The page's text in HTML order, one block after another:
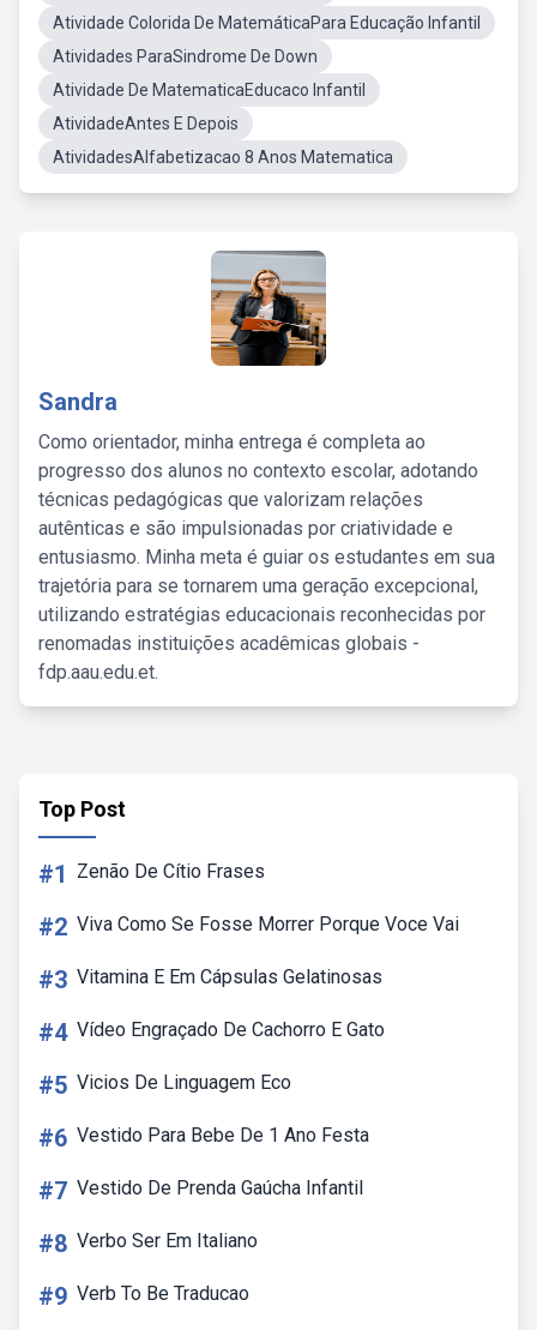
Atividade Colorida De MatemáticaPara Educação Infantil
Atividades ParaSindrome De Down
Atividade De MatematicaEducaco Infantil
AtividadeAntes E Depois
AtividadesAlfabetizacao 8 Anos Matematica
Sandra
Como orientador, minha entrega é completa ao
progresso dos alunos no contexto escolar, adotando
técnicas pedagógicas que valorizam relações
autênticas e são impulsionadas por criatividade e
entusiasmo. Minha meta é guiar os estudantes em sua
trajetória para se tornarem uma geração excepcional,
utilizando estratégias educacionais reconhecidas por
renomadas instituições acadêmicas globais -
fdp.aau.edu.et.
Top Post
#1 Zenão De Cítio Frases
#2 Viva Como Se Fosse Morrer Porque Voce Vai
#3 Vitamina E Em Cápsulas Gelatinosas
#4 Vídeo Engraçado De Cachorro E Gato
#5 Vicios De Linguagem Eco
#6 Vestido Para Bebe De 1 Ano Festa
#7 Vestido De Prenda Gaúcha Infantil
#8 Verbo Ser Em Italiano
#9 Verb To Be Traducao